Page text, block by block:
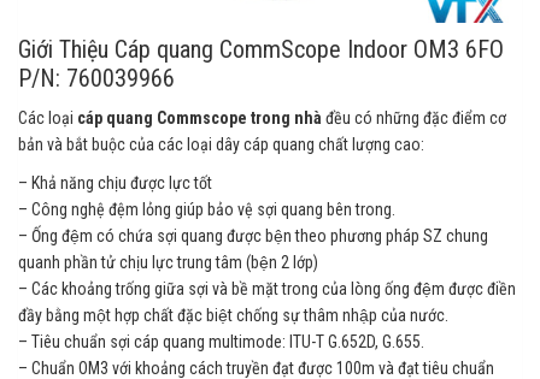
Giới Thiệu Cáp quang CommScope Indoor OM3 6FO
P/N: 760039966
Các loại cáp quang Commscope trong nhà đều có những đặc điểm cơ
bản và bắt buộc của các loại dây cáp quang chất lượng cao:
– Khả năng chịu được lực tốt
– Công nghệ đệm lỏng giúp bảo vệ sợi quang bên trong.
– Ống đệm có chứa sợi quang được bện theo phương pháp SZ chung
quanh phần tử chịu lực trung tâm (bện 2 lớp)
– Các khoảng trống giữa sợi và bề mặt trong của lòng ống đệm được điền
đầy bằng một hợp chất đặc biệt chống sự thâm nhập của nước.
– Tiêu chuẩn sợi cáp quang multimode: ITU-T G.652D, G.655.
– Chuẩn OM3 với khoảng cách truyền đạt được 100m và đạt tiêu chuẩn